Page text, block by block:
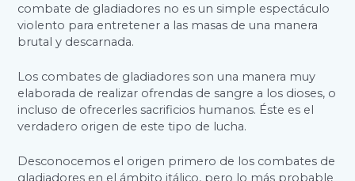
combate de gladiadores no es un simple espectáculo
violento para entretener a las masas de una manera
brutal y descarnada.
Los combates de gladiadores son una manera muy
elaborada de realizar ofrendas de sangre a los dioses, o
incluso de ofrecerles sacrificios humanos. Éste es el
verdadero origen de este tipo de lucha.
Desconocemos el origen primero de los combates de
gladiadores en el ámbito itálico, pero lo más probable